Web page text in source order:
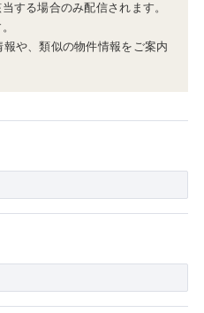
する場合のみ配信されます。
や、類似の物件情報をご案内